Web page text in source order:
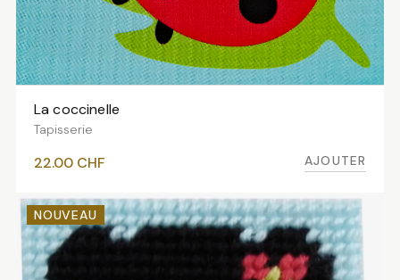
La coccinelle
Tapisserie
22.00 CHF AJOUTER
NOUVEAU